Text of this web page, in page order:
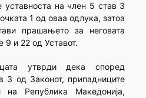
уставноста на член 5 став 3
1 од оваа одлука, затоа
прашањето за неговата
9 и 22 од Уставот.
утврди дека според
3 од Законот, припадниците
Република Македонија,